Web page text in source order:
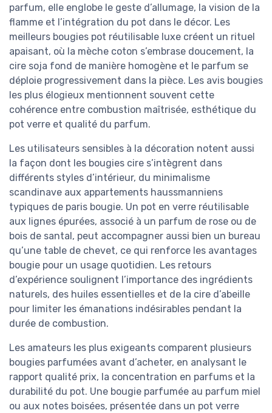
parfum, elle englobe le geste d’allumage, la vision de la
flamme et l’intégration du pot dans le décor. Les
meilleurs bougies pot réutilisable luxe créent un rituel
apaisant, où la mèche coton s’embrase doucement, la
cire soja fond de manière homogène et le parfum se
déploie progressivement dans la pièce. Les avis bougies
les plus élogieux mentionnent souvent cette
cohérence entre combustion maîtrisée, esthétique du
pot verre et qualité du parfum.
Les utilisateurs sensibles à la décoration notent aussi
la façon dont les bougies cire s’intègrent dans
différents styles d’intérieur, du minimalisme
scandinave aux appartements haussmanniens
typiques de paris bougie. Un pot en verre réutilisable
aux lignes épurées, associé à un parfum de rose ou de
bois de santal, peut accompagner aussi bien un bureau
qu’une table de chevet, ce qui renforce les avantages
bougie pour un usage quotidien. Les retours
d’expérience soulignent l’importance des ingrédients
naturels, des huiles essentielles et de la cire d’abeille
pour limiter les émanations indésirables pendant la
durée de combustion.
Les amateurs les plus exigeants comparent plusieurs
bougies parfumées avant d’acheter, en analysant le
rapport qualité prix, la concentration en parfums et la
durabilité du pot. Une bougie parfumée au parfum miel
ou aux notes boisées, présentée dans un pot verre